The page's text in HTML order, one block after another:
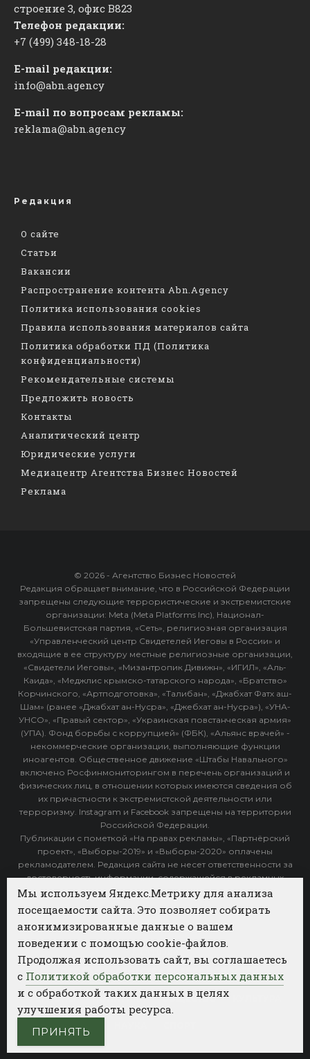
строение 3, офис ​В823
Телефон редакции:
+7 (499) 348-18-28
E-mail редакции:
info@abn.agency
E-mail по вопросам рекламы:
reklama@abn.agency
Редакция
О сайте
Статьи
Вакансии
Распространение контента Abn.Agency
Политика использования cookies
Правила использования материалов сайта
Политика обработки ПД (Политика
конфиденциальности)
Рекомендательные системы
Предложить новость
Контакты
Аналитический центр
Юридические услуги
Медиацентр Агентства Бизнес Новостей
Реклама
© 2026 - Агентство Бизнес Новостей
Редакция обращает внимание, что в Российской Федерации
запрещены следующие террористические и экстремистские
организации: Meta (Meta Platforms Inc), Национал-
Большевистская партия, «Сеть», религиозная организация
«Управленческий центр Свидетелей Иеговы в России» и
входящие в ее структуру местные религиозные организации,
«Свидетели Иеговы», «Мизантропик Дивижн», «ИГИЛ», «Аль-
Каида», «Меджлис крымско-татарского народа», «Братство»
Корчинского, «Артподготовка», «Талибан», «Джабхат Фатх аш-
Шам» (ранее «Джабхат ан-Нусра», «Джебхат ан-Нусра»), «УНА-
УНСО», «Правый сектор», «Украинская повстанческая армия»
(УПА). Фонд борьбы с коррупцией» (ФБК), «Альянс врачей» -
некоммерческие организации, выполняющие функции
иноагентов. Общественное движение «Штабы Навального»
включено Росфинмониторингом в перечень организаций и
физических лиц, в отношении которых имеются сведения об
их причастности к экстремистской деятельности или
терроризму. Instagram и Facebook запрещены на территории
Российской Федерации.
Публикации с пометкой «На правах рекламы», «Партнёрский
проект», «Выборы-2019» и «Выборы-2020» оплачены
рекламодателем. Редакция сайта не несет ответственности за
достоверность информации, содержащейся в рекламных
объявлениях.
Категории
ФОТОБАНК АГЕНТСТВА БИЗНЕС НОВОСТЕЙ
РЕГИОНЫ ПОЛИТИКА ОБЩЕСТВО
Мы используем Яндекс.Метрику для анализа
посещаемости сайта. Это позволяет собирать
анонимизированные данные о вашем
поведении с помощью cookie-файлов.
Продолжая использовать сайт, вы соглашаетесь
с Политикой обработки персональных данных
и с обработкой таких данных в целях
улучшения работы ресурса.
ПРИНЯТЬ